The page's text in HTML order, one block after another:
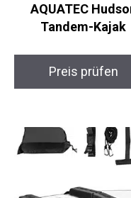
AQUATEC Hudson
Tandem-Kajak